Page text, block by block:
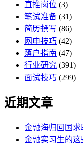
直推岗位 (3)
笔试准备 (31)
简历撰写 (86)
网申技巧 (42)
落户指南 (47)
行业研究 (391)
面试技巧 (299)
近期文章
金融海归回国求
金融实习生的这